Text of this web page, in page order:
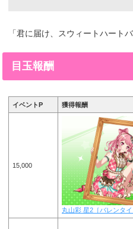
「君に届け、スウィートハート
目玉報酬
イベントP 獲得報酬
15,000
丸山彩 星2［バレンタイ